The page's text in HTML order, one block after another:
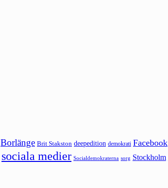
Borlänge Brit Stakston deepedition demokrati Facebook
sociala medier Socialdemokraterna sorg Stockholm